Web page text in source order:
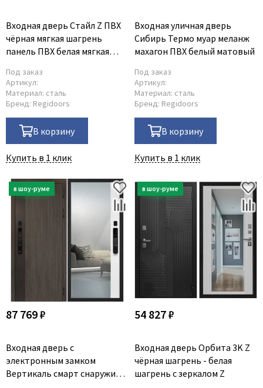
Входная дверь Стайл Z ПВХ
чёрная мягкая шагрень
панель ПВХ белая мягкая
Под заказ
Артикул:
Материал: сталь
Бренд: Regidoors
В корзину
Купить в 1 клик
Входная уличная дверь
Сибирь Термо муар меланж
махагон ПВХ белый матовый
Под заказ
Артикул:
Материал: сталь
Бренд: Regidoors
В корзину
Купить в 1 клик
87 769 ₽
Входная дверь с
электронным замком
Вертикаль смарт снаружи
54 827 ₽
Входная дверь Орбита 3K Z
чёрная шагрень - белая
шагрень с зеркалом Z